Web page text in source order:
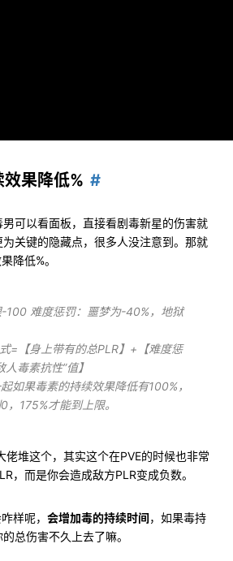
效果降低%
可以看面板，直接看剧毒新星的伤害就
关键的隐藏点，很多人没注意到。那就
降低%。
100 难度惩罚：噩梦为-40%，地狱
=【身上带有的总PLR】+【难度惩
毒素抗性”值】
如果毒素的持续效果降低有100%，
，175%才能到上限。
佬堆这个，其实这个在PVE的时候也非常
，而是你会造成敌方PLR变成负数。
样呢， 会增加毒的持续时间，如果毒持
总伤害不久上去了嘛。